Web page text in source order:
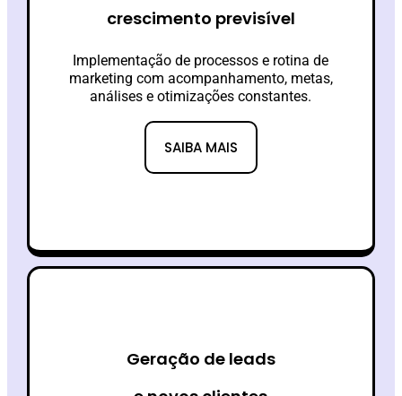
crescimento previsível
Implementação de processos e rotina de
marketing com acompanhamento, metas,
análises e otimizações constantes.
SAIBA MAIS
Geração de leads